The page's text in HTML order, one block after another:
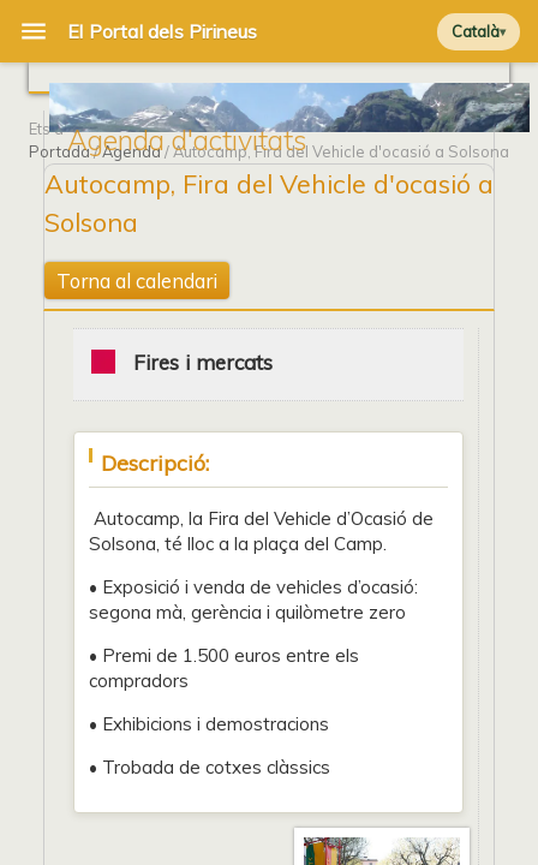
Català
Agenda d'activitats
Ets a
Portada/Agenda/ Autocamp, Fira del Vehicle d'ocasió a Solsona
Autocamp, Fira del Vehicle d'ocasió a
Solsona
Torna al calendari
Fires i mercats
Descripció:
Autocamp, la Fira del Vehicle d’Ocasió de
Solsona, té lloc a la plaça del Camp.
• Exposició i venda de vehicles d’ocasió:
segona mà, gerència i quilòmetre zero
• Premi de 1.500 euros entre els
compradors
• Exhibicions i demostracions
• Trobada de cotxes clàssics